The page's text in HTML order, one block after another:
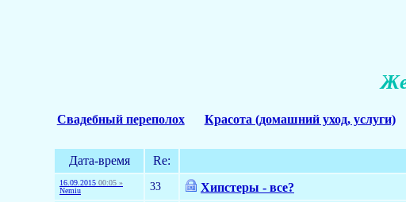
Свадебный переполох Красота (домашний уход, услуги)
Дата-время Re:
16.09.2015 00:05 »
Nemiu
33 Хипстеры - все?